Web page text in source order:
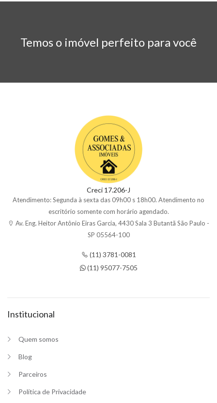
Temos o imóvel perfeito para você
Creci 17.206-J
Atendimento: Segunda à sexta das 09h00 s 18h00. Atendimento no
escritório somente com horário agendado.
Av. Eng. Heitor Antônio Eiras Garcia, 4430 Sala 3 Butantã São Paulo -
SP 05564-100
(11) 3781-0081
(11) 95077-7505
Institucional
Quem somos
Blog
Parceiros
Política de Privacidade